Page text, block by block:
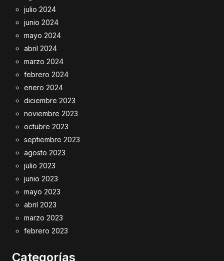
julio 2024
junio 2024
mayo 2024
abril 2024
marzo 2024
febrero 2024
enero 2024
diciembre 2023
noviembre 2023
octubre 2023
septiembre 2023
agosto 2023
julio 2023
junio 2023
mayo 2023
abril 2023
marzo 2023
febrero 2023
Categorías